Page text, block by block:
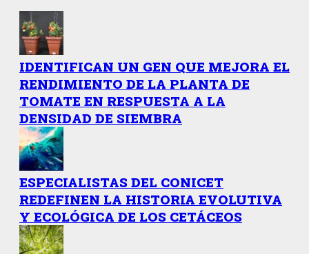
IDENTIFICAN UN GEN QUE MEJORA EL
RENDIMIENTO DE LA PLANTA DE
TOMATE EN RESPUESTA A LA
DENSIDAD DE SIEMBRA
ESPECIALISTAS DEL CONICET
REDEFINEN LA HISTORIA EVOLUTIVA
Y ECOLÓGICA DE LOS CETÁCEOS